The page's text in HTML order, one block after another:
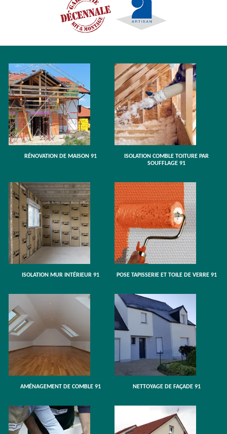
RÉNOVATION DE MAISON 91
ISOLATION COMBLE TOITURE PAR
SOUFFLAGE 91
ISOLATION MUR INTÉRIEUR 91 POSE TAPISSERIE ET TOILE DE VERRE 91
AMÉNAGEMENT DE COMBLE 91 NETTOYAGE DE FAÇADE 91